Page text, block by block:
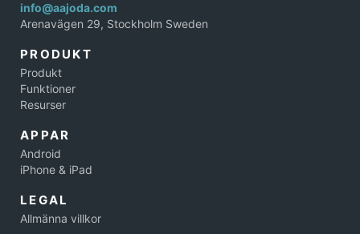
info@aajoda.com
Arenavägen 29, Stockholm Sweden
PRODUKT
Produkt
Funktioner
Resurser
APPAR
Android
iPhone & iPad
LEGAL
Allmänna villkor